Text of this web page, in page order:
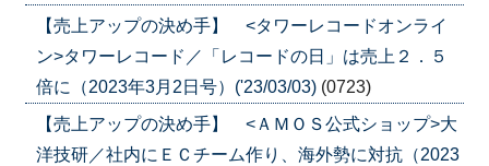
【売上アップの決め手】 <タワーレコードオンライ
ン>タワーレコード／「レコードの日」は売上２．５
倍に（2023年3月2日号）('23/03/03) (0723)
【売上アップの決め手】 <ＡＭＯＳ公式ショップ>大
洋技研／社内にＥＣチーム作り、海外勢に対抗（2023